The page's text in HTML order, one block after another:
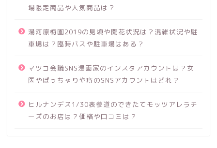
場限定商品や人気商品は？
湯河原梅園2019の見頃や開花状況は？混雑状況や駐
車場は？臨時バスや駐車場はある？
マツコ会議SNS漫画家のインスタアカウントは？女
医やぽっちゃりや痔のSNSアカウントはどれ？
ヒルナンデス1/30表参道のできたてモッツアレラチ
ーズのお店は？価格や口コミは？